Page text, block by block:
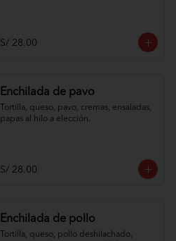
S/ 28.00
Enchilada de pavo
Tortilla, queso, pavo, cremas, ensaladas,
papas al hilo a elección.
S/ 28.00
Enchilada de pollo
Tortilla, queso, pollo deshilachado,